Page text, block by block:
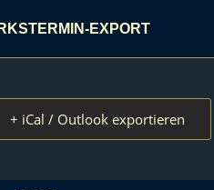
EXPORT
+ iCal / Outlook exportieren